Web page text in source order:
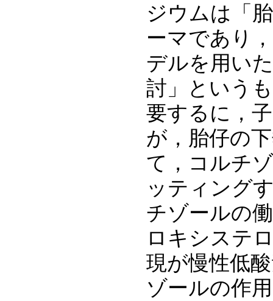
ジウムは「
ーマであり
デルを用い
討」という
要するに，
が，胎仔の
て，コルチ
ッティング
チゾールの
ロキシステ
現が慢性低
ゾールの作